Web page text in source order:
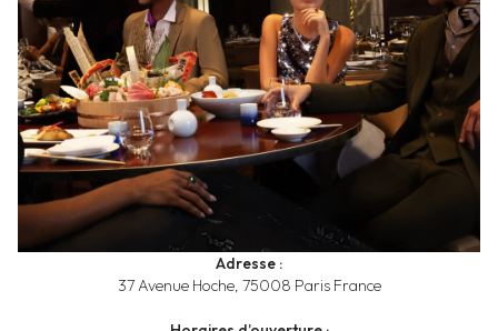
Adresse :
37 Avenue Hoche, 75008 Paris France